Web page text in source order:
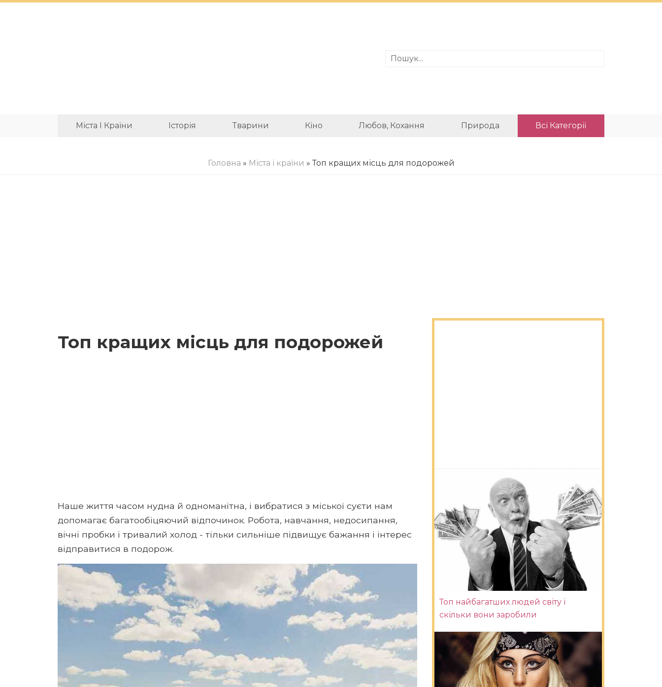
Міста І Країни Історія Тварини Кіно Любов, Кохання Природа Всі Категорії
Головна » Міста і країни » Топ кращих місць для подорожей
Топ кращих місць для подорожей
Наше життя часом нудна й одноманітна, і вибратися з міської суєти нам
допомагає багатообіцяючий відпочинок. Робота, навчання, недосипання,
вічні пробки і тривалий холод - тільки сильніше підвищує бажання і інтерес
відправитися в подорож.
Топ найбагатших людей світу і
скільки вони заробили